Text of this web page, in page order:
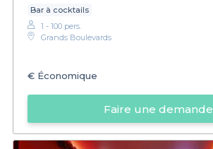
Bar à cocktails
1 - 100 pers.
Grands Boulevards
€ Économique
Faire une demande